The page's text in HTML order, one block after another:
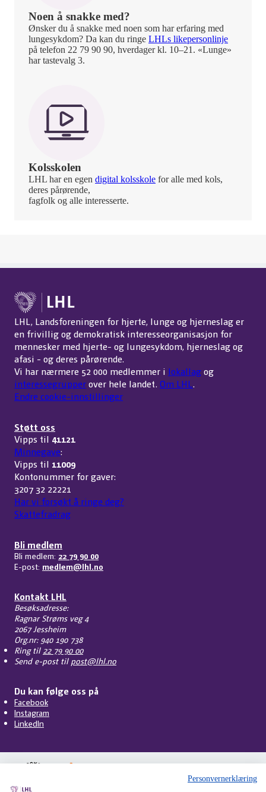
Noen å snakke med?
Ønsker du å snakke med noen som har erfaring med
lungesykdom? Da kan du ringe LHLs likepersonlinje
på telefon 22 79 90 90, hverdager kl. 10–21. «Lunge»
har tastevalg 3.
Kolsskolen
LHL har en egen digital kolsskole for alle med kols,
deres pårørende,
fagfolk og alle interesserte.
LHL, Landsforeningen for hjerte, lunge og hjerneslag er
en frivillig og demokratisk interesseorganisasjon for
mennesker med hjerte- og lungesykdom, hjerneslag og
afasi - og deres pårørende.
Vi har nærmere 52 000 medlemmer i lokallagog
interessegrupperover hele landet. Om LHL.
Endre cookie-innstillinger
Støtt oss
Vipps til 41121
Minnegave:
Vipps til 11009
Kontonummer for gaver:
3207 32 22221
Har vi forsøkt å ringe deg?
Skattefradrag
Bli medlem
Bli medlem: 22 79 90 00
E-post: medlem@lhl.no
Kontakt LHL
Besøksadresse:
Ragnar Strøms veg 4
2067 Jessheim
Org.nr: 940 190 738
Ring til 22 79 90 00
Send e-post til post@lhl.no
Du kan følge oss på
Facebook
Instagram
LinkedIn
Personvernerklæring